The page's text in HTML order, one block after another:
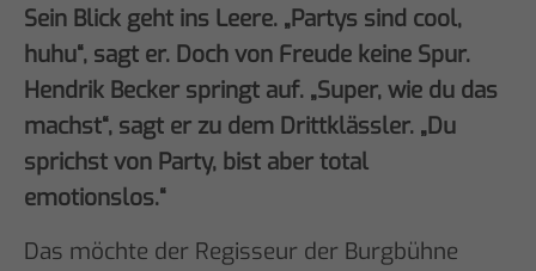
Sein Blick geht ins Leere. „Partys sind cool,
huhu“, sagt er. Doch von Freude keine Spur.
Hendrik Becker springt auf. „Super, wie du das
machst“, sagt er zu dem Drittklässler. „Du
sprichst von Party, bist aber total
emotionslos.“
Das möchte der Regisseur der Burgbühne